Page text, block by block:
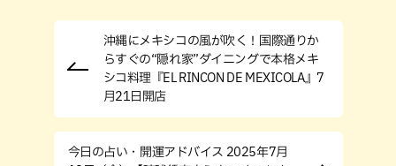
沖縄にメキシコの風が吹く！国際通りか
らすぐの“隠れ家”ダイニングで本格メキ
シコ料理『EL RINCON DE MEXICOLA』7
月21日開店
今日の占い・開運アドバイス 2025年7月